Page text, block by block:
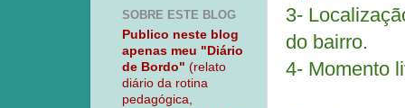
3-
do bairro.
4- Momento
SOBRE ESTE BLOG
Publico neste blog
apenas meu "Diário
de Bordo" (relato
diário da rotina
pedagógica,